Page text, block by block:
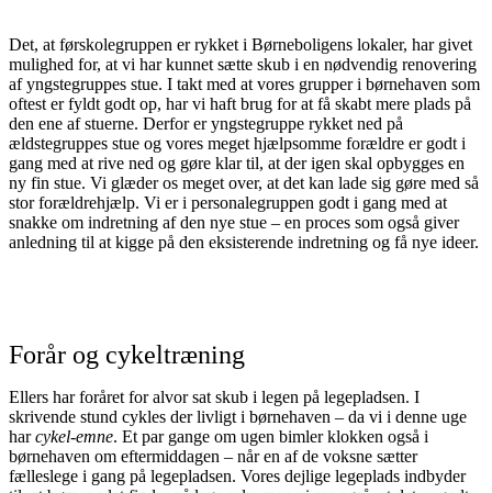
Det, at førskolegruppen er rykket i Børneboligens lokaler, har givet
mulighed for, at vi har kunnet sætte skub i en nødvendig renovering
af yngstegruppes stue. I takt med at vores grupper i børnehaven som
oftest er fyldt godt op, har vi haft brug for at få skabt mere plads på
den ene af stuerne. Derfor er yngstegruppe rykket ned på
ældstegruppes stue og vores meget hjælpsomme forældre er godt i
gang med at rive ned og gøre klar til, at der igen skal opbygges en
ny fin stue. Vi glæder os meget over, at det kan lade sig gøre med så
stor forældrehjælp. Vi er i personalegruppen godt i gang med at
snakke om indretning af den nye stue – en proces som også giver
anledning til at kigge på den eksisterende indretning og få nye ideer.
Forår og cykeltræning
Ellers har foråret for alvor sat skub i legen på legepladsen. I
skrivende stund cykles der livligt i børnehaven – da vi i denne uge
harcykel-emne. Et par gange om ugen bimler klokken også i
børnehaven om eftermiddagen – når en af de voksne sætter
fælleslege i gang på legepladsen. Vores dejlige legeplads indbyder